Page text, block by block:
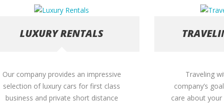
LUXURY RENTALS
Our company provides an impressive
selection of luxury cars for first class
business and private short distance
Traveling
company’s
care about your